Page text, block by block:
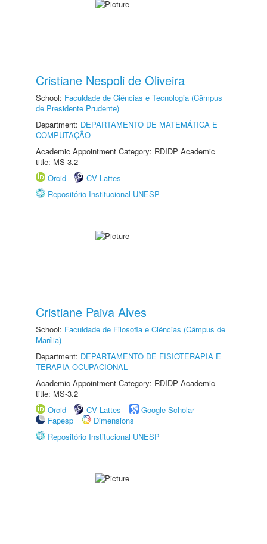
Cristiane Nespoli de Oliveira
School: Faculdade de Ciências e Tecnologia (Câmpus
de Presidente Prudente)
Department: DEPARTAMENTO DE MATEMÁTICA E
COMPUTAÇÃO
Academic Appointment Category: RDIDP Academic
title: MS-3.2
Orcid
CV Lattes
Repositório Institucional UNESP
Cristiane Paiva Alves
School: Faculdade de Filosofia e Ciências (Câmpus de
Marília)
Department: DEPARTAMENTO DE FISIOTERAPIA E
TERAPIA OCUPACIONAL
Academic Appointment Category: RDIDP Academic
title: MS-3.2
Orcid
CV Lattes
Google Scholar
Fapesp
Dimensions
Repositório Institucional UNESP